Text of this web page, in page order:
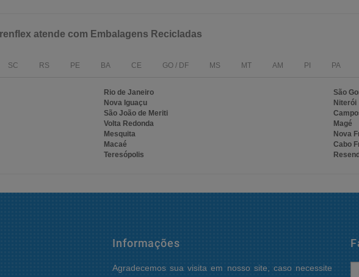
atende com Embalagens Recicladas
SC RS PE BA CE GO / DF MS MT AM PI PA
Rio de Janeiro
São
Nova Iguaçu
Niterói
São João de Meriti
Volta Redonda
Magé
Mesquita
Nova
Macaé
Cabo
Teresópolis
Informações
Agradecemos sua visita em nosso site, caso necessite